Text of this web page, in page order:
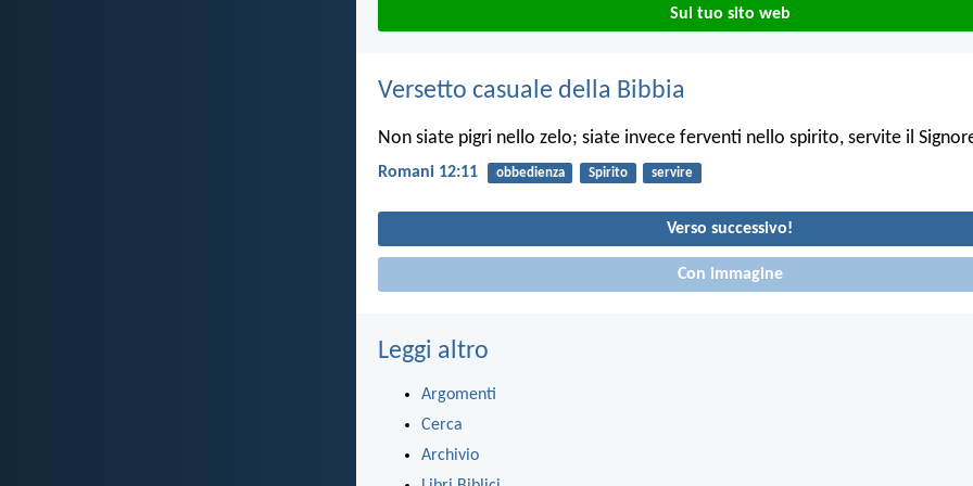
Sul tuo sito web
Versetto casuale della Bibbia
Non siate pigri nello zelo; siate invece ferventi nello spirito, servite il
Romani 12:11 obbedienza Spirito servire
Verso successivo!
Con immagine
Leggi altro
Argomenti
Cerca
Archivio